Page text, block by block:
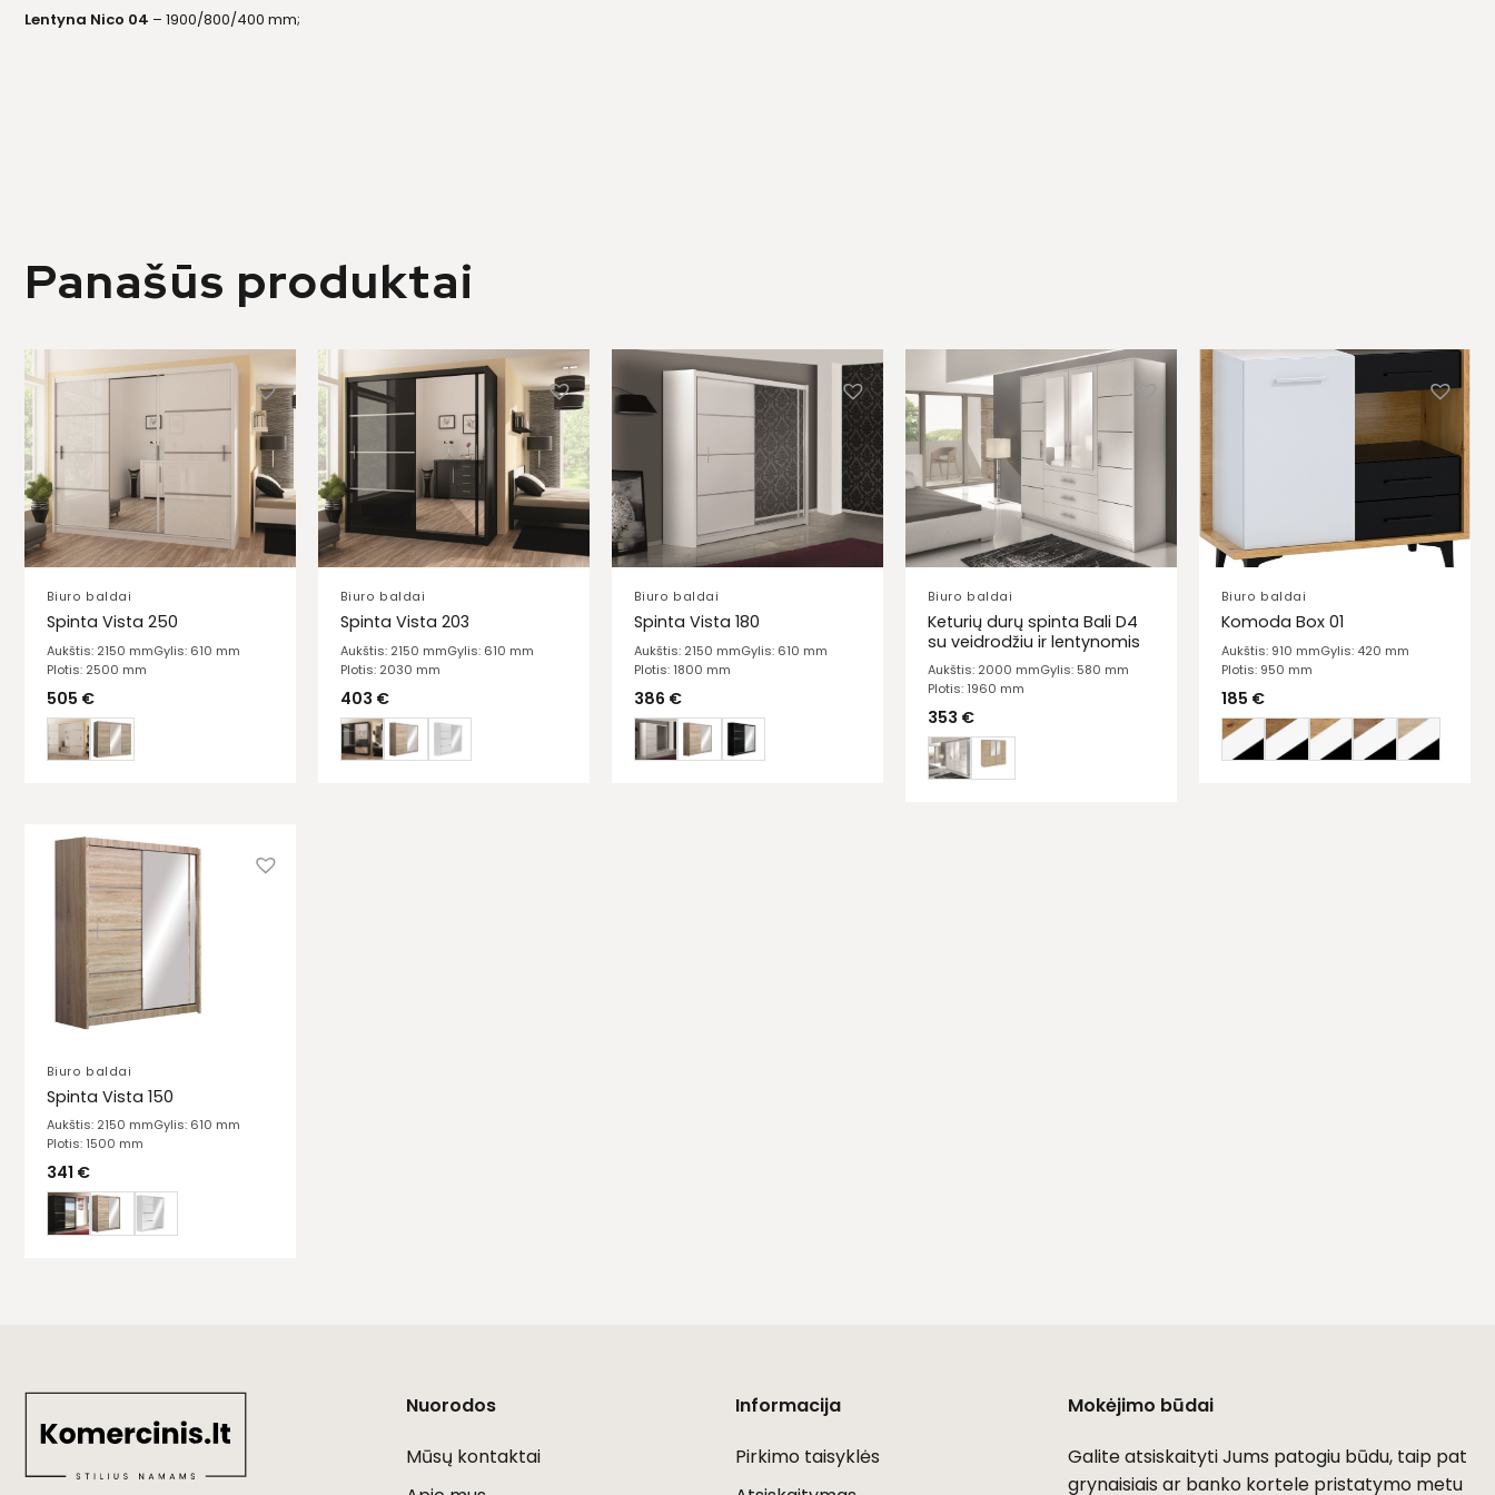
Lentyna Nico 04 – 1900/800/400 mm;
Panašūs produktai
Biuro baldai
Spinta Vista 250
Aukštis: 2150 mmGylis: 610 mm
Plotis: 2500 mm
505 €
Biuro baldai
Spinta Vista 203
Aukštis: 2150 mmGylis: 610 mm
Plotis: 2030 mm
403 €
Biuro baldai
Spinta Vista 180
Aukštis: 2150 mmGylis: 610 mm
Plotis: 1800 mm
386 €
Biuro baldai
Keturių durų spinta Bali D4
su veidrodžiu ir lentynomis
Aukštis: 2000 mmGylis: 580 mm
Plotis: 1960 mm
353 €
Biuro baldai
Komoda Box 01
Aukštis: 910 mmGylis: 420 mm
Plotis: 950 mm
185 €
Biuro baldai
Spinta Vista 150
Aukštis: 2150 mmGylis: 610 mm
Plotis: 1500 mm
341 €
Nuorodos
Mūsų kontaktai
Informacija
Pirkimo taisyklės
Mokėjimo būdai
Galite atsiskaityti Jums patogiu būdu, taip pat
grynaisiais ar banko kortele pristatymo metu